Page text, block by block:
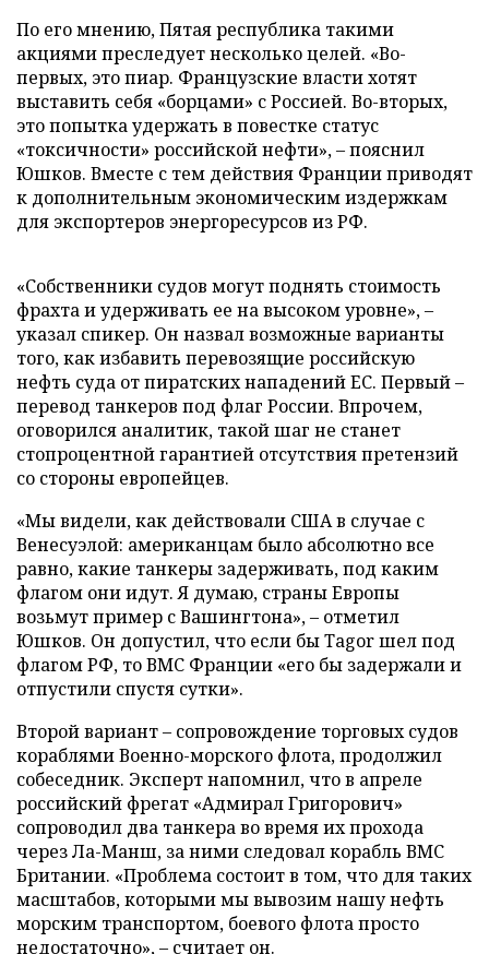
По его мнению, Пятая республика такими
акциями преследует несколько целей. «Во-
первых, это пиар. Французские власти хотят
выставить себя «борцами» с Россией. Во-вторых,
это попытка удержать в повестке статус
«токсичности» российской нефти», – пояснил
Юшков. Вместе с тем действия Франции приводят
к дополнительным экономическим издержкам
для экспортеров энергоресурсов из РФ.
«Собственники судов могут поднять стоимость
фрахта и удерживать ее на высоком уровне», –
указал спикер. Он назвал возможные варианты
того, как избавить перевозящие российскую
нефть суда от пиратских нападений ЕС. Первый –
перевод танкеров под флаг России. Впрочем,
оговорился аналитик, такой шаг не станет
стопроцентной гарантией отсутствия претензий
со стороны европейцев.
«Мы видели, как действовали США в случае с
Венесуэлой: американцам было абсолютно все
равно, какие танкеры задерживать, под каким
флагом они идут. Я думаю, страны Европы
возьмут пример с Вашингтона», – отметил
Юшков. Он допустил, что если бы Tagor шел под
флагом РФ, то ВМС Франции «его бы задержали и
отпустили спустя сутки».
Второй вариант – сопровождение торговых судов
кораблями Военно-морского флота, продолжил
собеседник. Эксперт напомнил, что в апреле
российский фрегат «Адмирал Григорович»
сопроводил два танкера во время их прохода
через Ла-Манш, за ними следовал корабль ВМС
Британии. «Проблема состоит в том, что для таких
масштабов, которыми мы вывозим нашу нефть
морским транспортом, боевого флота просто
недостаточно», – считает он.